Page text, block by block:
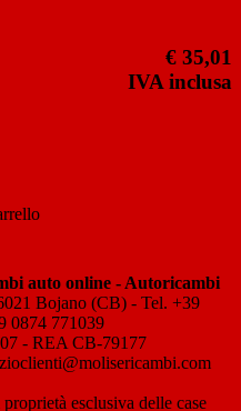
€ 35,01
IVA inclusa
auto online - Autoricambi
Bojano (CB) - Tel. +39
0874 771039
- REA CB-79177
esclusiva delle case